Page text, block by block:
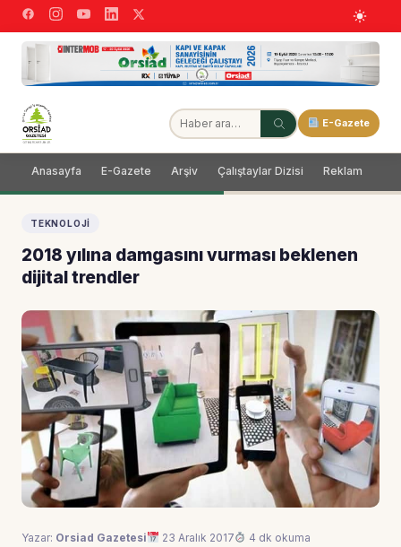
E-Gazete
Anasayfa E-Gazete Arşiv Çalıştaylar Dizisi Reklam
TEKNOLOJI
2018 yılına damgasını vurması beklenen
dijital trendler
Yazar: Orsiad Gazetesi 23 Aralık 2017
4 dk okuma